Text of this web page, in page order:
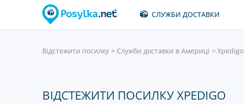
СЛУЖБИ ДОСТАВКИ
Відстежити посилку Служби доставки в Америці Xpedigo
ВІДСТЕЖИТИ ПОСИЛКУ XPEDIGO